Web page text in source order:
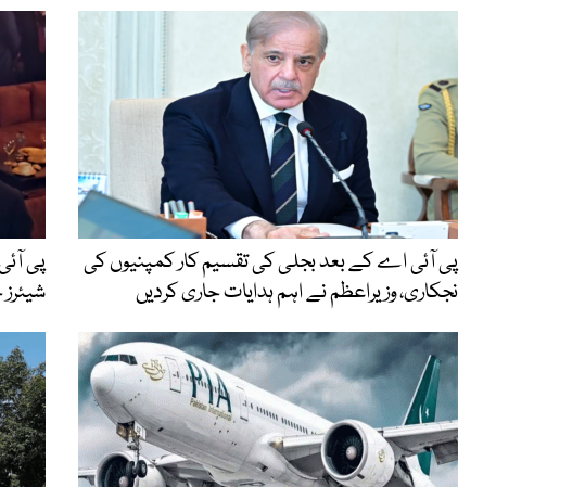
پی آئی اے کے بعد بجلی کی تقسیم کار کمپنیوں کی
نجکاری، وزیراعظم نے اہم ہدایات جاری کردیں